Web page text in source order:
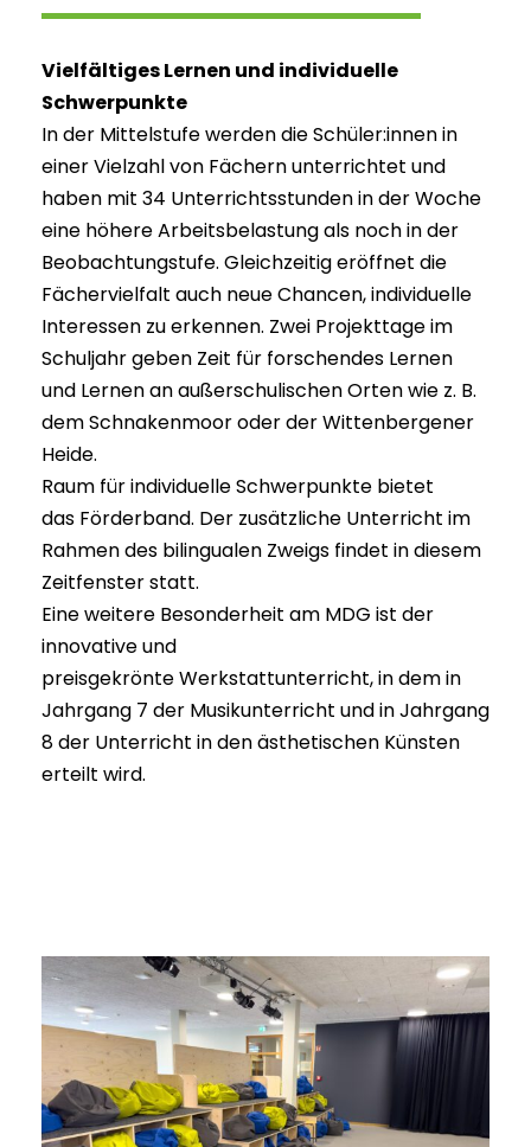
Vielfältiges Lernen und individuelle
Schwerpunkte
In der Mittelstufe werden die Schüler:innen in
einer Vielzahl von Fächern unterrichtet und
haben mit 34 Unterrichtsstunden in der Woche
eine höhere Arbeitsbelastung als noch in der
Beobachtungstufe. Gleichzeitig eröffnet die
Fächervielfalt auch neue Chancen, individuelle
Interessen zu erkennen. Zwei Projekttage im
Schuljahr geben Zeit für forschendes Lernen
und Lernen an außerschulischen Orten wie z. B.
dem Schnakenmoor oder der Wittenbergener
Heide.
Raum für individuelle Schwerpunkte bietet
das Förderband. Der zusätzliche Unterricht im
Rahmen des bilingualen Zweigs findet in diesem
Zeitfenster statt.
Eine weitere Besonderheit am MDG ist der
innovative und
preisgekrönte Werkstattunterricht, in dem in
Jahrgang 7 der Musikunterricht und in Jahrgang
8 der Unterricht in den ästhetischen Künsten
erteilt wird.